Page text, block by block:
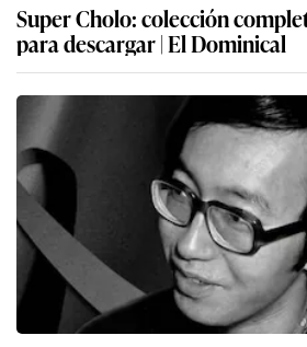
Super Cholo: colección
para descargar | El Dominical